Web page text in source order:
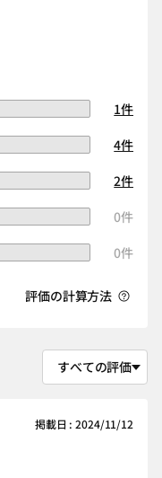
1件
4件
2件
0件
0件
評価の計算方法
掲載日 : 2024/11/12